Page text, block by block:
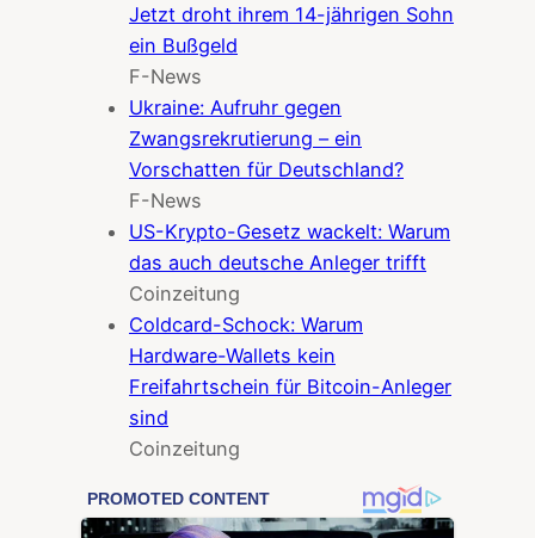
Jetzt droht ihrem 14-jährigen Sohn
ein Bußgeld
F-News
Ukraine: Aufruhr gegen
Zwangsrekrutierung – ein
Vorschatten für Deutschland?
F-News
US-Krypto-Gesetz wackelt: Warum
das auch deutsche Anleger trifft
Coinzeitung
Coldcard-Schock: Warum
Hardware-Wallets kein
Freifahrtschein für Bitcoin-Anleger
sind
Coinzeitung